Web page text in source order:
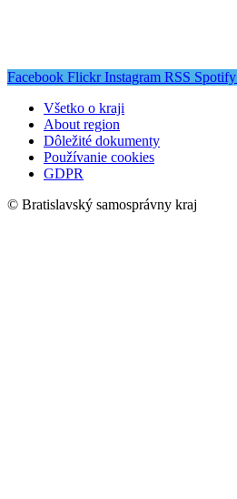
Facebook Flickr Instagram RSS Spotify
Všetko o kraji
About region
Dôležité dokumenty
Používanie cookies
GDPR
© Bratislavský samosprávny kraj